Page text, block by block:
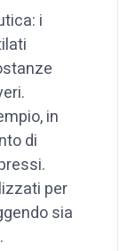
i
in
di
per
sia